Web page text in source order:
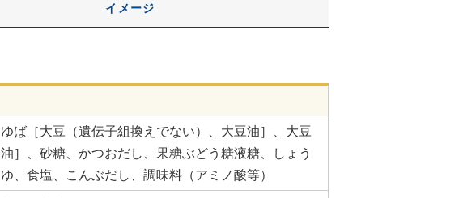
イメージ
ゆば［大豆（遺伝子組換えでない）、大豆油］、大豆
油］、砂糖、かつおだし、果糖ぶどう糖液糖、しょう
ゆ、食塩、こんぶだし、調味料（アミノ酸等）